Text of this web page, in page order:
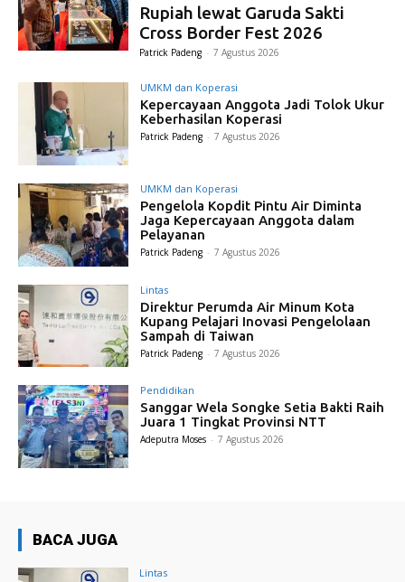
Rupiah lewat Garuda Sakti
Cross Border Fest 2026
Patrick Padeng - 7 Agustus 2026
UMKM dan Koperasi
Kepercayaan Anggota Jadi Tolok Ukur
Keberhasilan Koperasi
Patrick Padeng - 7 Agustus 2026
UMKM dan Koperasi
Pengelola Kopdit Pintu Air Diminta
Jaga Kepercayaan Anggota dalam
Pelayanan
Patrick Padeng - 7 Agustus 2026
Lintas
Direktur Perumda Air Minum Kota
Kupang Pelajari Inovasi Pengelolaan
Sampah di Taiwan
Patrick Padeng - 7 Agustus 2026
Pendidikan
Sanggar Wela Songke Setia Bakti Raih
Juara 1 Tingkat Provinsi NTT
Adeputra Moses - 7 Agustus 2026
BACA JUGA
Lintas